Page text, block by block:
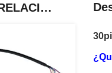
PRODUCTOS RELACIONADOS